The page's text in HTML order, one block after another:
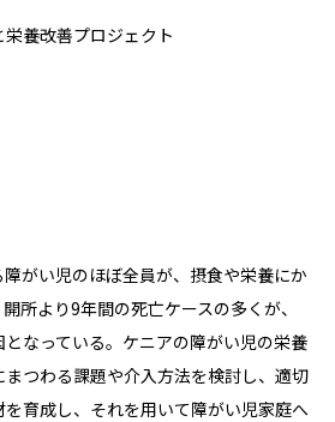
養改善プロジェクト
がい児のほぼ全員が、摂食や栄養にか
所より9年間の死亡ケースの多くが、
なっている。ケニアの障がい児の栄養
つわる課題や介入方法を検討し、適切
育成し、それを用いて障がい児家庭へ